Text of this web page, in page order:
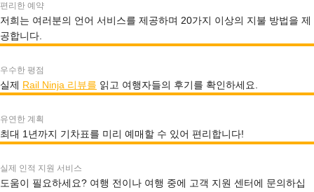
편리한 예약
저희는 여러분의 언어 서비스를 제공하며 20가지 이상의 지불 방법을 제
공합니다.
우수한 평점
실제 Rail Ninja 리뷰를 읽고 여행자들의 후기를 확인하세요.
유연한 계획
최대 1년까지 기차표를 미리 예매할 수 있어 편리합니다!
실제 인적 지원 서비스
도움이 필요하세요? 여행 전이나 여행 중에 고객 지원 센터에 문의하십